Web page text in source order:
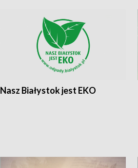
Nasz Białystok jest EKO